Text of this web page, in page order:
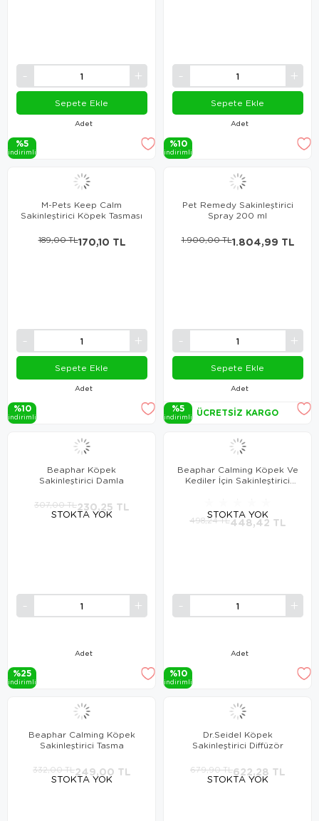
Adet
Sepete Ekle
%5
i̇ndi̇ri̇mli̇
Adet
Sepete Ekle
%10
i̇ndi̇ri̇mli̇
M-Pets Keep Calm
Sakinleştirici Köpek Tasması
Adet
170,10 TL
189,00 TL
Sepete Ekle
%10
i̇ndi̇ri̇mli̇
Pet Remedy Sakinleştirici
Spray 200 ml
Adet
1.804,99 TL
1.900,00 TL
Sepete Ekle
%5
i̇ndi̇ri̇mli̇ ÜCRETSIZ KARGO
STOKTA YOK
Beaphar Köpek
Sakinleştirici Damla
Adet
230,25 TL
307,00 TL
%25
i̇ndi̇ri̇mli̇
STOKTA YOK
Beaphar Calming Köpek Ve
Kediler İçin Sakinleştirici
Adet
448,42 TL
498,24 TL
%10
i̇ndi̇ri̇mli̇
STOKTA YOK
Beaphar Calming Köpek
Sakinleştirici Tasma
249,00 TL
332,00 TL
STOKTA YOK
Dr.Seidel Köpek
Sakinleştirici Diffüzör
622,28 TL
679,90 TL